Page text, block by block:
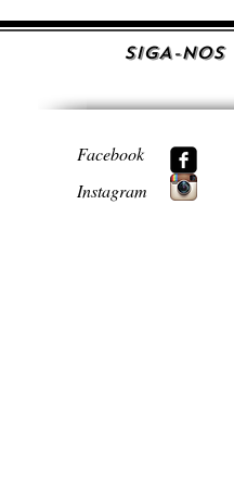
SIGA-NOS
Facebook
Instagram